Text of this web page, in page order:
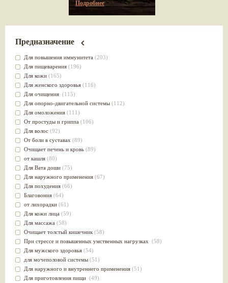
Подробнее
Предназначение
Для повышения иммунитета (203)
Для пищеварения (196)
Для кожи (165)
Для женского здоровья (116)
Для очищения (115)
Для опорно-двигательной системы (112)
Для омоложения (111)
От простуды и гриппа (106)
Для волос (92)
От боли в суставах (89)
Очищает печень и кровь (89)
от кашля (80)
Для Вата доши (75)
Для наружного применения (67)
Для похудения (66)
Благовония (64)
от лихорадки (61)
Для кожи лица (59)
Для массажа (58)
Очищает толстый кишечник (58)
При стрессе и повышенных умственных нагрузках (58)
Для мужского здоровья (54)
для мочеполовой системы (51)
Для наружного и внутреннего применения (51)
Для приготовления пищи (49)